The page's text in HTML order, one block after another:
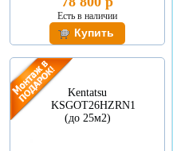
Есть в наличии
Kentatsu
KSGOT26HZRN1
(до 25м2)